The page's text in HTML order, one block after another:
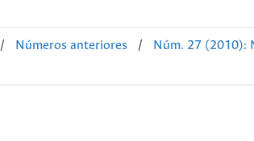
/ Números anteriores /
Núm. 27 (2010):